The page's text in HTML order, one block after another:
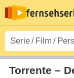
Torrente –